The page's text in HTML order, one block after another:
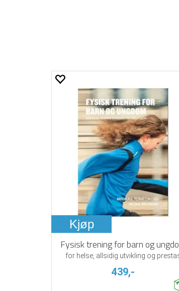
Kjøp
Fysisk trening for barn og
for helse, allsidig utvikling og
439,-